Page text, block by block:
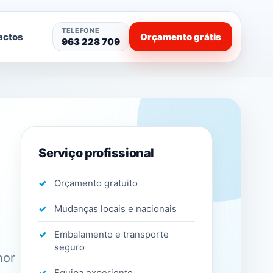
TELEFONE
963 228 709 Orçamento grátis
Serviço profissional
Orçamento gratuito
Mudanças locais e nacionais
Embalamento e transporte
seguro